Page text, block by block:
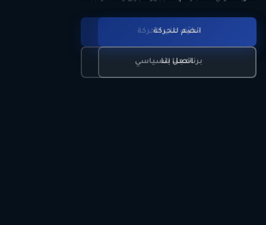
تعرّف على الحركة
برنامجنا السياسي
انضم للحركة
اتصل بنا